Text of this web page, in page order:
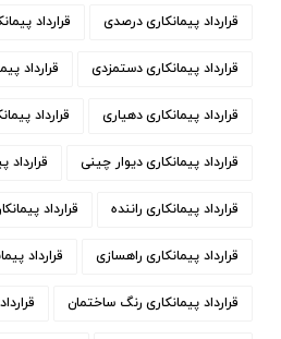
قرارداد پیمانکاری درصدی قرارداد
قرارداد پیمانکاری دستمزدی قرارداد
قرارداد پیمانکاری دهیاری قرارداد
قرارداد پیمانکاری دیوار چینی قرارداد
قرارداد پیمانکاری راننده قرارداد
قرارداد پیمانکاری راهسازی قرارداد
قرارداد پیمانکاری رنگ ساختمان